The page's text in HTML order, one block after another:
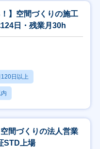
】空間づくりの施工
日・残業月30h
日以上
間づくりの法人営業
STD上場